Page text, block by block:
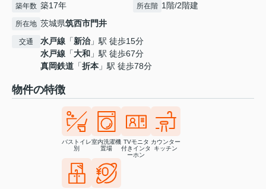
築年数 築17年 所在階 1階/2階建
所在地 茨城県筑西市門井
交通 水戸線 「新治」駅 徒歩15分
水戸線 「大和 」駅 徒歩67分
真岡鉄道 「折本 」駅 徒歩78分
物件の特徴
バストイレ
別
室内洗濯機
置場
TVモニタ
付きインタ
ーホン
カウンター
キッチン